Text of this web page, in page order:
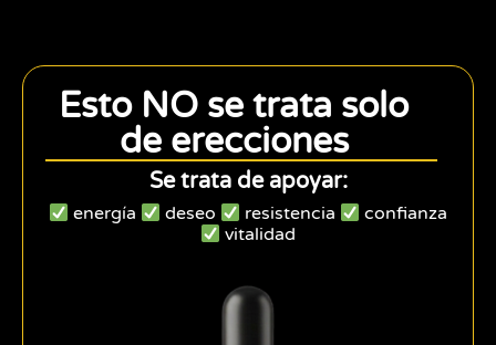
Esto NO se trata solo
de erecciones
Se trata de apoyar:
energía deseo resistencia
confianza
vitalidad